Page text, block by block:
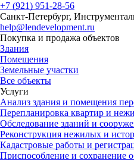
+7 (921) 951-28-56
Санкт-Петербург,
help@lendevelopment.ru
Покупка и продажа объектов
Здания
Помещения
Земельные участки
Все объекты
Услуги
Анализ здания и помещения
Перепланировка квартир и
Обследование зданий и
Реконструкция нежилых и
Кадастровые работы и
Приспособление и сохранение